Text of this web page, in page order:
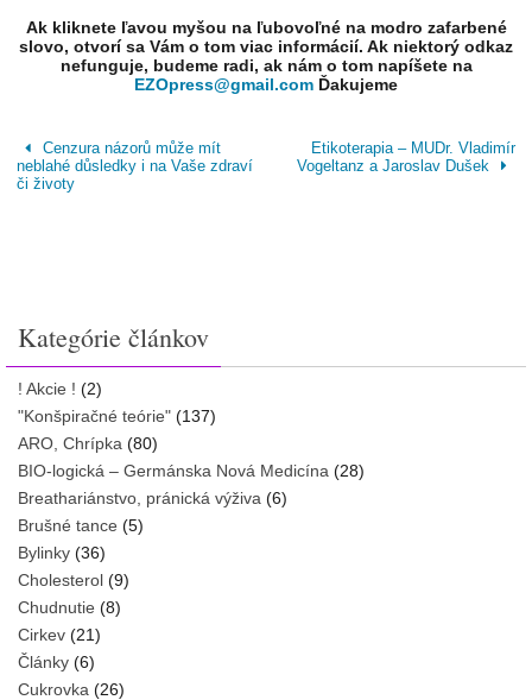
Ak kliknete ľavou myšou na ľubovoľné na modro zafarbené
slovo, otvorí sa Vám o tom viac informácií. Ak niektorý odkaz
nefunguje, budeme radi, ak nám o tom napíšete na
EZOpress@gmail.com Ďakujeme
Cenzura názorů může mít
neblahé důsledky i na Vaše zdraví
či životy
Etikoterapia – MUDr. Vladimír
Vogeltanz a Jaroslav Dušek
Kategórie článkov
! Akcie ! (2)
"Konšpiračné teórie" (137)
ARO, Chrípka (80)
BIO-logická – Germánska Nová Medicína (28)
Breathariánstvo, pránická výživa (6)
Brušné tance (5)
Bylinky (36)
Cholesterol (9)
Chudnutie (8)
Cirkev (21)
Články (6)
Cukrovka (26)